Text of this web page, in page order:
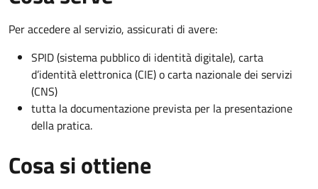
Per accedere al servizio, assicurati di avere:
SPID (sistema pubblico di identità digitale), carta
d’identità elettronica (CIE) o carta nazionale dei servizi
(CNS)
tutta la documentazione prevista per la presentazione
della pratica.
Cosa si ottiene